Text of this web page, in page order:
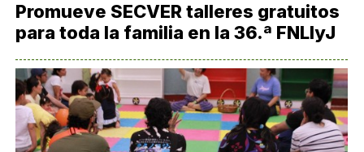
Promueve SECVER talleres gratuitos
para toda la familia en la 36.ª FNLIyJ